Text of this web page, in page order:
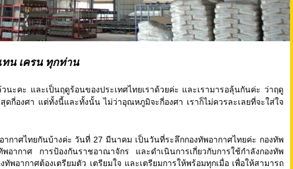
น เครน ทุกท่าน
ะ และเป็นฤดูร้อนของประเทศไทยเราด้วยค่ะ และเรามารอลุ้นกันค่ะ ว่าฤดู
กี่องศา แต่ทั้งนี้และทั้งนั้น ไม่ว่าอุณหภูมิจะกี่องศา เราก็ไม่ควรละเลยที่จะใส่ใจ
าศไทยกันบ้างค่ะ วันที่ 27 มีนาคม เป็นวันที่ระลึกกองทัพอากาศไทยค่ะ กองทัพ
อากาศ การป้องกันราชอาณาจักร และดำเนินการเกี่ยวกับการใช้กำลังกองทัพ
พอากาศต้องเตรียมตัว เตรียมใจ และเตรียมการให้พร้อมทุกเมื่อ เพื่อให้สามารถ